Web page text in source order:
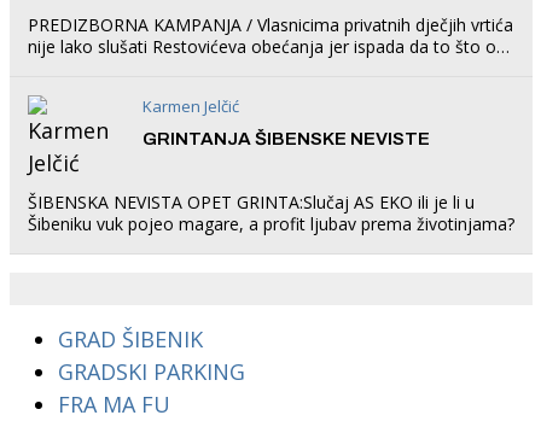
PREDIZBORNA KAMPANJA / Vlasnicima privatnih dječjih vrtića
nije lako slušati Restovićeva obećanja jer ispada da to što oni
Karmen Jelčić
GRINTANJA ŠIBENSKE NEVISTE
ŠIBENSKA NEVISTA OPET GRINTA:Slučaj AS EKO ili je li u
Šibeniku vuk pojeo magare, a profit ljubav prema životinjama?
GRAD ŠIBENIK
GRADSKI PARKING
FRA MA FU